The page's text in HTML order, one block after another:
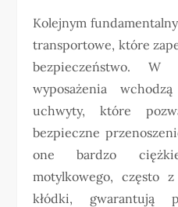
Kolejnym
transportowe, które
bezpieczeństwo. W
wyposażenia
uchwyty, które
bezpieczne
one bardzo
motylkowego, często z
kłódki, gwarantują